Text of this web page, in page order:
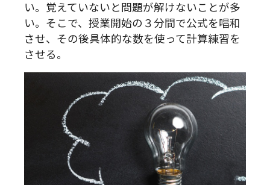
い。覚えていないと問題が解けないことが多
い。そこで、授業開始の３分間で公式を唱和
させ、その後具体的な数を使って計算練習を
させる。